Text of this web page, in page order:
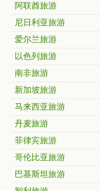
阿联酋旅游
尼日利亚旅游
爱尔兰旅游
以色列旅游
南非旅游
新加坡旅游
马来西亚旅游
丹麦旅游
菲律宾旅游
哥伦比亚旅游
巴基斯坦旅游